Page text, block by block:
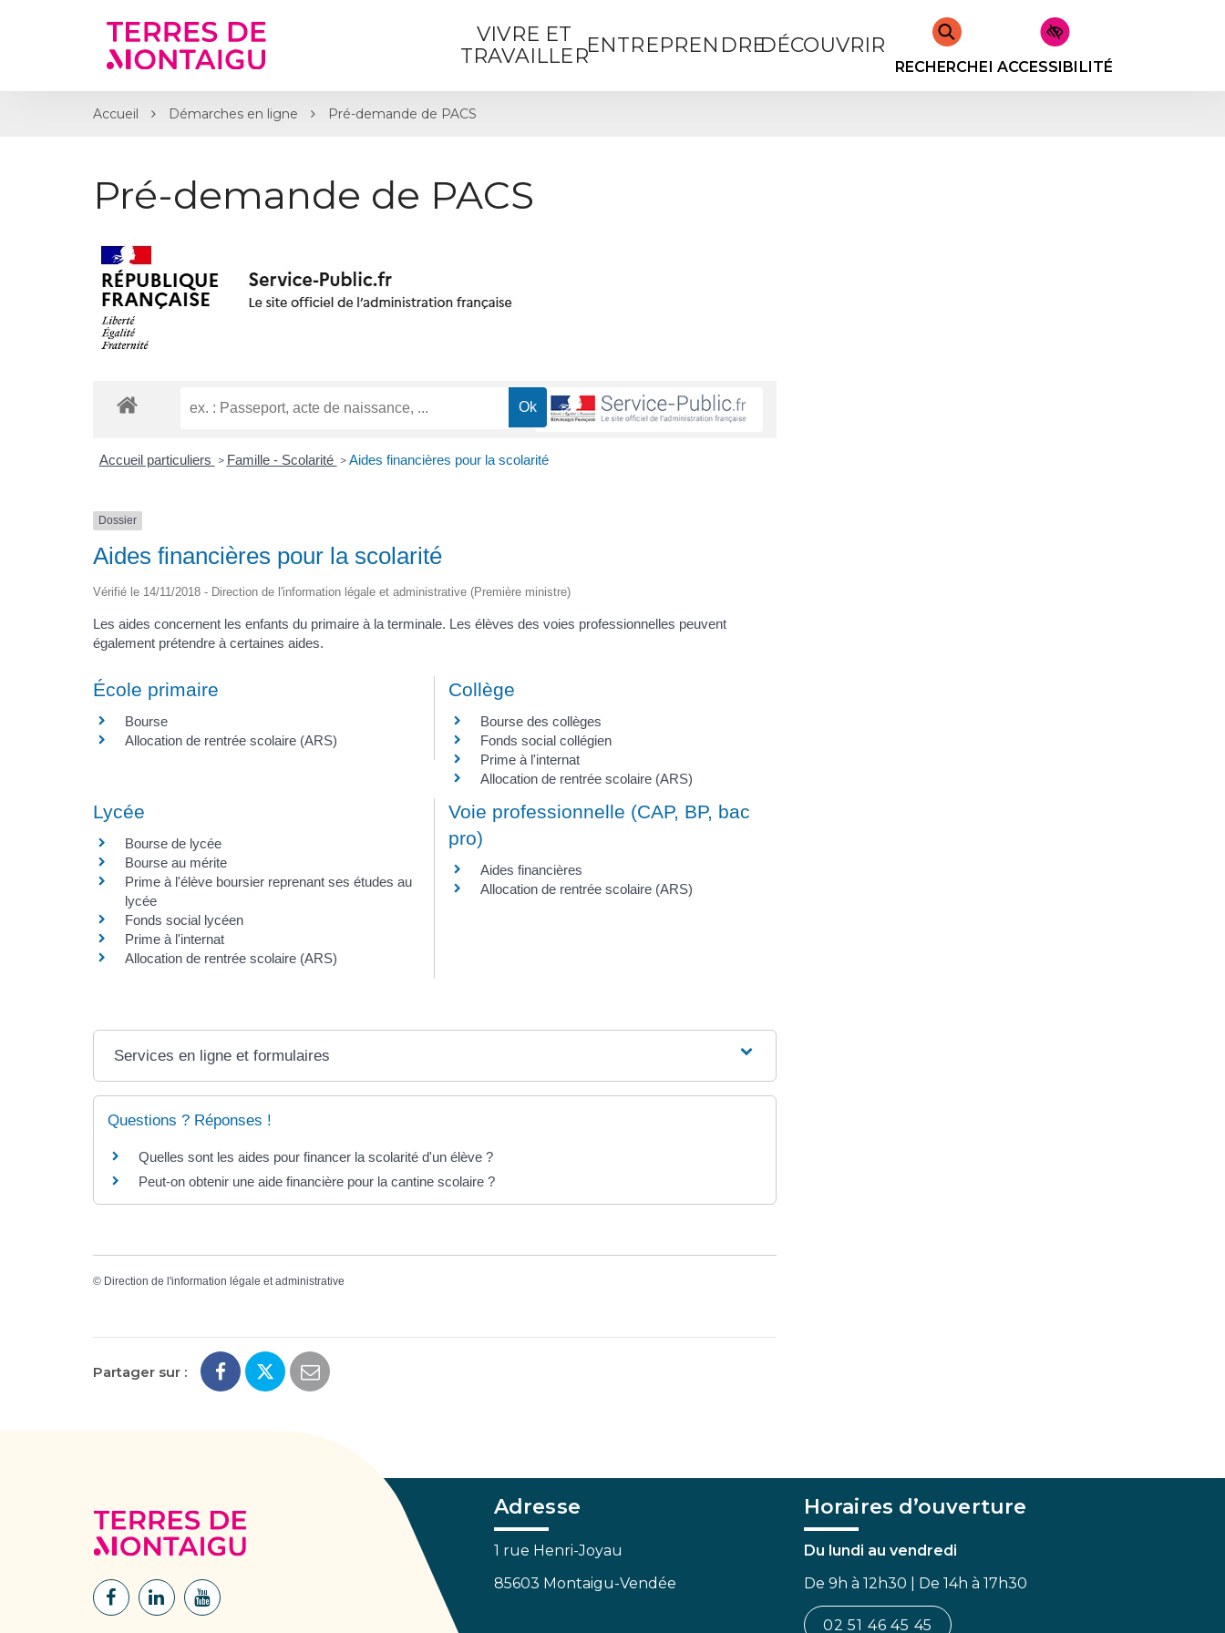
VIVRE ET
TRAVAILLERENTREPRENDREDÉCOUVRIR
RECHERCHERACCESSIBILITÉ
Accueil Démarches en ligne Pré-demande de PACS
Pré-demande de PACS
Accueil particuliers > Famille - Scolarité > Aides financières pour la scolarité
Dossier
Aides financières pour la scolarité
Vérifié le 14/11/2018 - Direction de l'information légale et administrative (Première ministre)
Les aides concernent les enfants du primaire à la terminale. Les élèves des voies professionnelles peuvent
également prétendre à certaines aides.
École primaire
Bourse
Allocation de rentrée scolaire (ARS)
Collège
Bourse des collèges
Fonds social collégien
Prime à l'internat
Allocation de rentrée scolaire (ARS)
Lycée
Bourse de lycée
Bourse au mérite
Prime à l'élève boursier reprenant ses études au
lycée
Fonds social lycéen
Prime à l'internat
Allocation de rentrée scolaire (ARS)
Voie professionnelle (CAP, BP, bac
pro)
Aides financières
Allocation de rentrée scolaire (ARS)
Services en ligne et formulaires
Questions ? Réponses !
Quelles sont les aides pour financer la scolarité d'un élève ?
Peut-on obtenir une aide financière pour la cantine scolaire ?
© Direction de l'information légale et administrative
Partager sur :
Lien
Lien
Lien
Adresse
1 rue Henri-Joyau
85603 Montaigu-Vendée
Horaires d’ouverture
Du lundi au vendredi
De 9h à 12h30 | De 14h à 17h30
02 51 46 45 45